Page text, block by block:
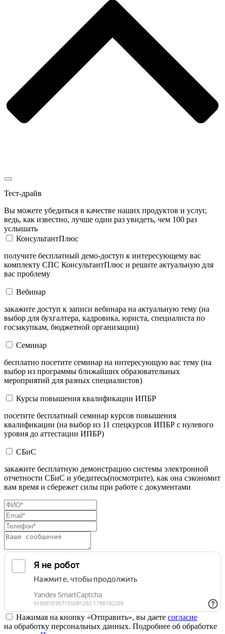
Тест-драйв
Вы можете убедиться в качестве наших продуктов и услуг,
ведь, как известно, лучше один раз увидеть, чем 100 раз
услышать
КонсультантПлюс
получите бесплатный демо-доступ к интересующему вас
комплекту СПС КонсультантПлюс и решите актуальную для
вас проблему
Вебинар
закажите доступ к записи вебинара на актуальную тему (на
выбор для бухгалтера, кадровика, юриста, специалиста по
госзакупкам, бюджетной организации)
Семинар
бесплатно посетите семинар на интересующую вас тему (на
выбор из программы ближайших образовательных
мероприятий для разных специалистов)
Курсы повышения квалификации ИПБР
посетите бесплатный семинар курсов повышения
квалификации (на выбор из 11 спецкурсов ИПБР с нулевого
уровня до аттестации ИПБР)
СБиС
закажите бесплатную демонстрацию системы электронной
отчетности СБиС и убедитесь(посмотрите), как она сэкономит
вам время и сбережет силы при работе с документами
Нажимая на кнопку «Отправить», вы даете согласие
на обработку персональных данных. Подробнее об обработке